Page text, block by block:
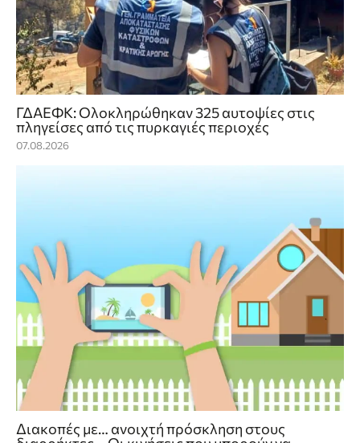
ΓΔΑΕΦΚ: Ολοκληρώθηκαν 325 αυτοψίες στις
πληγείσες από τις πυρκαγιές περιοχές
07.08.2026
Διακοπές με… ανοιχτή πρόσκληση στους